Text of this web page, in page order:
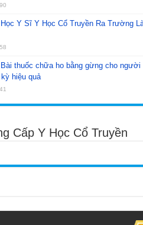
Học Y Sĩ Y Học Cổ Truyền Ra Trường
Bài thuốc chữa ho bằng gừng cho người
hiệu quả
Cấp Y Học Cổ Truyền